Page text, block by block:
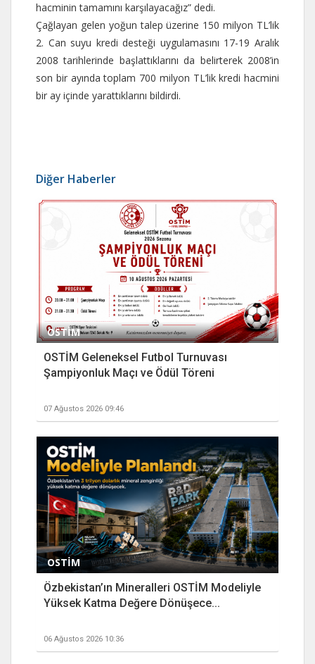
hacminin tamamını karşılayacağız” dedi.
Çağlayan gelen yoğun talep üzerine 150 milyon TL’lik
2. Can suyu kredi desteği uygulamasını 17-19 Aralık
2008 tarihlerinde başlattıklarını da belirterek 2008’in
son bir ayında toplam 700 milyon TL’lik kredi hacmini
bir ay içinde yarattıklarını bildirdi.
Diğer Haberler
OSTİM
OSTİM Geleneksel Futbol Turnuvası
Şampiyonluk Maçı ve Ödül Töreni
07 Ağustos 2026 09:46
OSTİM
Özbekistan’ın Mineralleri OSTİM Modeliyle
Yüksek Katma Değere Dönüşece...
06 Ağustos 2026 10:36